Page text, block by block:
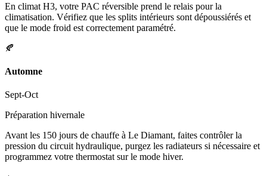
En climat H3, votre PAC réversible prend le relais pour la
climatisation. Vérifiez que les splits intérieurs sont dépoussiérés et
que le mode froid est correctement paramétré.
🍂
Automne
Sept-Oct
Préparation hivernale
Avant les 150 jours de chauffe à Le Diamant, faites contrôler la
pression du circuit hydraulique, purgez les radiateurs si nécessaire et
programmez votre thermostat sur le mode hiver.